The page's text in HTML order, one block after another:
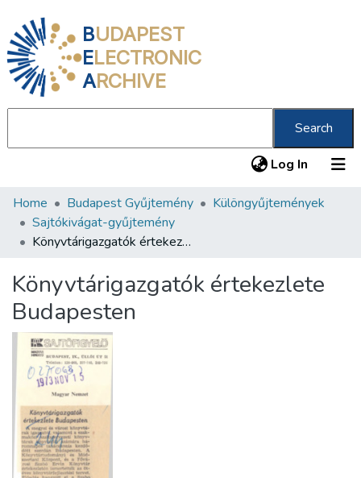
BUDAPEST
ELECTRONIC
ARCHIVE
Search
Log In (current)
Communities & Collections
All of DSpace
About us
Home Budapest Gyűjtemény
Különgyűjtemények
Sajtókivágat-gyűjtemény
Könyvtárigazgatók értekezlete Budapesten
Könyvtárigazgatók értekezlete
Budapesten